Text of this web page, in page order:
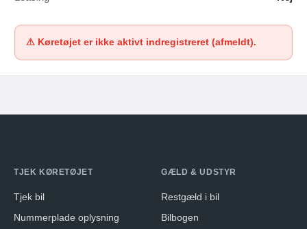
⚠ Køretøjet er ikke aktivt indregistreret (afmeldt).
TJEK KØRETØJET
Tjek bil
Nummerplade oplysning
GÆLD & UDSTYR
Restgæld i bil
Bilbogen